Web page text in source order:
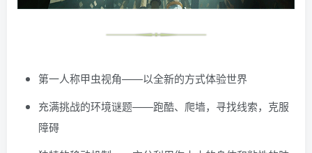
第一人称甲虫视角——以全新的方式体验世界
充满挑战的环境谜题——跑酷、爬墙，寻找线索，克服
障碍